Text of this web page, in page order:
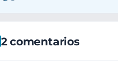
2 comentarios